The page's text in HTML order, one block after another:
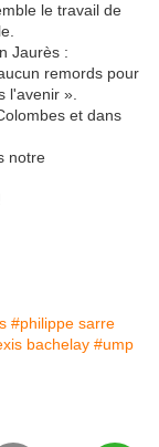
le travail de
Jaurès :
remords pour
l'avenir ».
et dans
notre
#philippe sarre
bachelay #ump